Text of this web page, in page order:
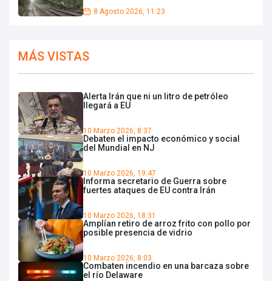
8 Agosto 2026, 11:23
MÁS VISTAS
Alerta Irán que ni un litro de petróleo
llegará a EU
10 Marzo 2026, 8:37
Debaten el impacto económico y social
del Mundial en NJ
10 Marzo 2026, 19:47
Informa secretario de Guerra sobre
fuertes ataques de EU contra Irán
10 Marzo 2026, 18:31
Amplían retiro de arroz frito con pollo por
posible presencia de vidrio
10 Marzo 2026, 8:03
Combaten incendio en una barcaza sobre
el río Delaware